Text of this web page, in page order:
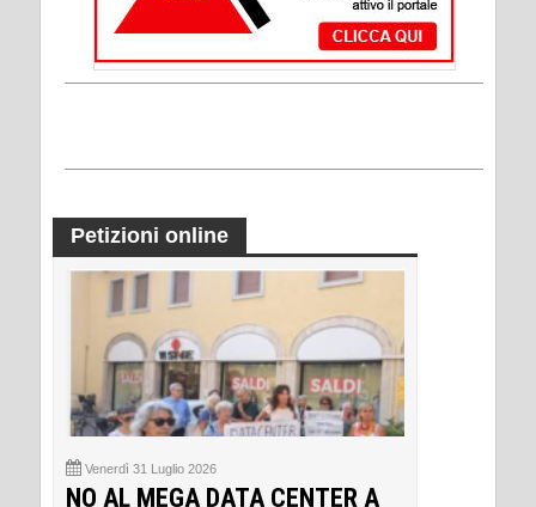
Petizioni online
Venerdì 31 Luglio 2026
NO AL MEGA DATA CENTER A